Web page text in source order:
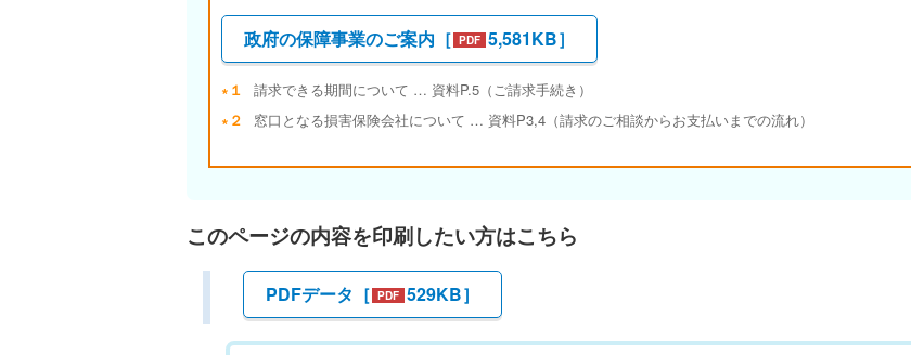
政府の保障事業のご案内［ 5,581KB］
∗１
請求できる期間について … 資料P.5（ご請求手続き）
∗２
窓口となる損害保険会社について … 資料P3,4（請求のご相談からお支払いまでの流れ）
このページの内容を印刷したい方はこちら
PDFデータ［ 529KB］